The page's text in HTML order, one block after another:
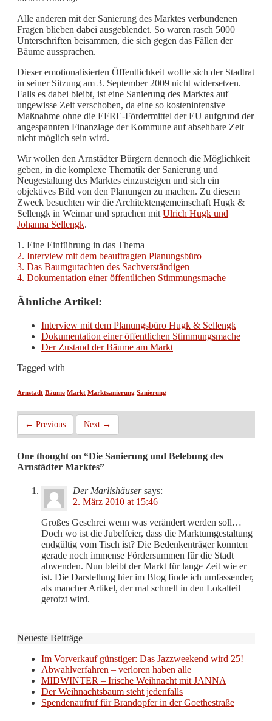
Alle anderen mit der Sanierung des Marktes verbundenen
Fragen blieben dabei ausgeblendet. So waren rasch 5000
Unterschriften beisammen, die sich gegen das Fällen der
Bäume aussprachen.
Dieser emotionalisierten Öffentlichkeit wollte sich der Stadtrat
in seiner Sitzung am 3. September 2009 nicht widersetzen.
Falls es dabei bleibt, ist eine Sanierung des Marktes auf
ungewisse Zeit verschoben, da eine so kostenintensive
Maßnahme ohne die EFRE-Fördermittel der EU aufgrund der
angespannten Finanzlage der Kommune auf absehbare Zeit
nicht möglich sein wird.
Wir wollen den Arnstädter Bürgern dennoch die Möglichkeit
geben, in die komplexe Thematik der Sanierung und
Neugestaltung des Marktes einzusteigen und sich ein
objektives Bild von den Planungen zu machen. Zu diesem
Zweck besuchten wir die Architektengemeinschaft Hugk &
Sellengk in Weimar und sprachen mit Ulrich Hugk und
Johanna Sellengk.
1. Eine Einführung in das Thema
2. Interview mit dem beauftragten Planungsbüro
3. Das Baumgutachten des Sachverständigen
4. Dokumentation einer öffentlichen Stimmungsmache
Ähnliche Artikel:
Interview mit dem Planungsbüro Hugk & Sellengk
Dokumentation einer öffentlichen Stimmungsmache
Der Zustand der Bäume am Markt
Tagged with
Arnstadt Bäume Markt Marktsanierung Sanierung
← Previous Next →
One thought on “Die Sanierung und Belebung des
Arnstädter Marktes”
Der Marlishäusersays:
2. März 2010 at 15:46
Großes Geschrei wenn was verändert werden soll…
Doch wo ist die Jubelfeier, dass die Marktumgestaltung
endgültig vom Tisch ist? Die Bedenkenträger konnten
gerade noch immense Fördersummen für die Stadt
abwenden. Nun bleibt der Markt für lange Zeit wie er
ist. Die Darstellung hier im Blog finde ich umfassender,
als mancher Artikel, der mal schnell in den Lokalteil
gerotzt wird.
Neueste Beiträge
Im Vorverkauf günstiger: Das Jazzweekend wird 25!
Abwahlverfahren – verloren haben alle
MIDWINTER – Irische Weihnacht mit JANNA
Der Weihnachtsbaum steht jedenfalls
Spendenaufruf für Brandopfer in der Goethestraße